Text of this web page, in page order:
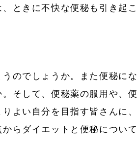
ときに不快な便秘も引き起こ
のでしょうか。また便秘にな
そして、便秘薬の服用や、便
よい自分を目指す皆さんに、
らダイエットと便秘について